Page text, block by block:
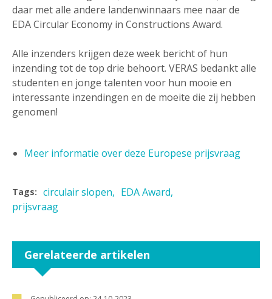
daar met alle andere landenwinnaars mee naar de
EDA Circular Economy in Constructions Award.
Alle inzenders krijgen deze week bericht of hun
inzending tot de top drie behoort. VERAS bedankt alle
studenten en jonge talenten voor hun mooie en
interessante inzendingen en de moeite die zij hebben
genomen!
Meer informatie over deze Europese prijsvraag
Tags: circulair slopen
EDA Award
prijsvraag
Gerelateerde artikelen